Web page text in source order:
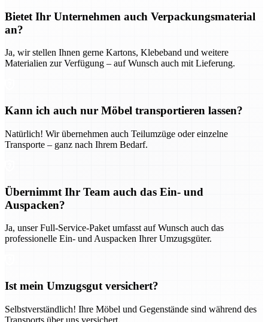
Bietet Ihr Unternehmen auch Verpackungsmaterial
an?
Ja, wir stellen Ihnen gerne Kartons, Klebeband und weitere
Materialien zur Verfügung – auf Wunsch auch mit Lieferung.
Kann ich auch nur Möbel transportieren lassen?
Natürlich! Wir übernehmen auch Teilumzüge oder einzelne
Transporte – ganz nach Ihrem Bedarf.
Übernimmt Ihr Team auch das Ein- und
Auspacken?
Ja, unser Full-Service-Paket umfasst auf Wunsch auch das
professionelle Ein- und Auspacken Ihrer Umzugsgüter.
Ist mein Umzugsgut versichert?
Selbstverständlich! Ihre Möbel und Gegenstände sind während des
Transports über uns versichert.